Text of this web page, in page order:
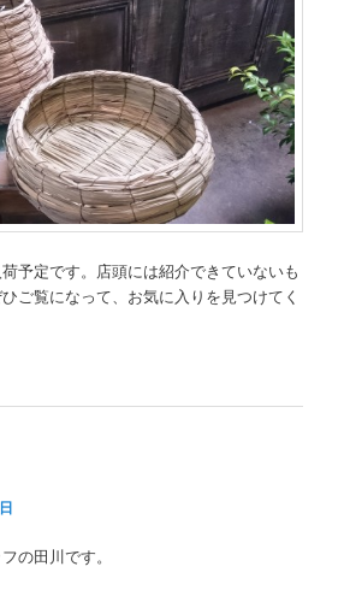
予定です。店頭には紹介できていないも
ご覧になって、お気に入りを見つけてく
の田川です。